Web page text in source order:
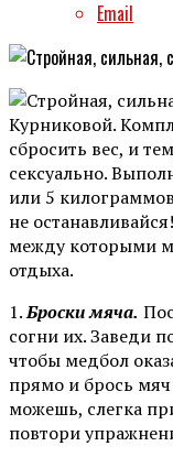
Email
Курниковой.
сбросить вес, и
сексуально.
или 5
не
между которыми
отдыха.
1.Броски мяча.
согни их. Заведи
чтобы медбол
прямо и брось мяч
можешь, слегка
повтори